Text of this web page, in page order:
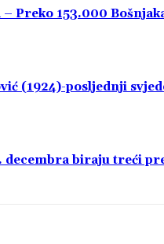
Preko 153.000
(1924)-posljednji
decembra biraju treći